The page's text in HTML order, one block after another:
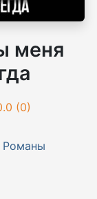
меня
(0)
Романы